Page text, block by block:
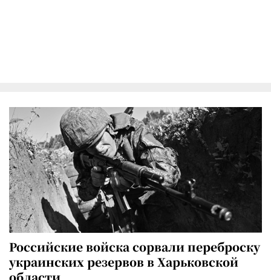
Российские войска сорвали переброску
украинских резервов в Харьковской
области